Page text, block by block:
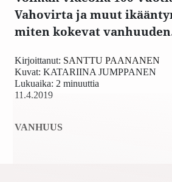
Vahovirta ja muut
miten kokevat
11.4.2019
Kirjoittanut: SANTTU PAANANEN
Kuvat: KATARIINA JUMPPANEN
Lukuaika: 2 minuuttia
VANHUUS